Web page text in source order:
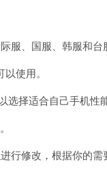
服、国服、韩服和台
使用。
选择适合自己手机性
行修改，根据你的需